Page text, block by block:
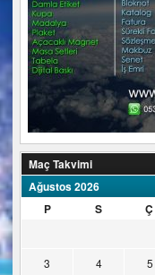
Maç Takvimi
Ağustos 2026
P
S Ç
3
4 5